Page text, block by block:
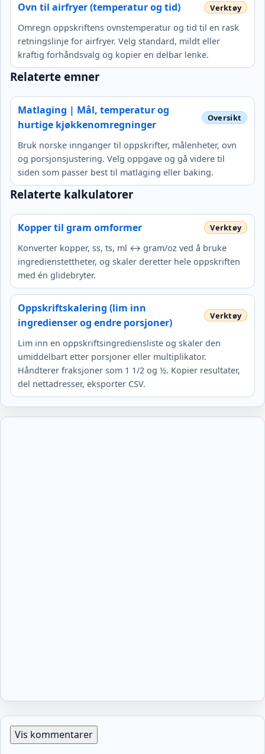
Ovn til airfryer (temperatur og tid)
Omregn oppskriftens ovnstemperatur og tid til en rask
retningslinje for airfryer. Velg standard, mildt eller
kraftig forhåndsvalg og kopier en delbar lenke.
Relaterte emner
Matlaging | Mål, temperatur og
hurtige kjøkkenomregninger
Bruk norske innganger til oppskrifter, målenheter, ovn
og porsjonsjustering. Velg oppgave og gå videre til
siden som passer best til matlaging eller baking.
Relaterte kalkulatorer
Kopper til gram omformer
Konverter kopper, ss, ts, ml ↔ gram/oz ved å bruke
ingredienstettheter, og skaler deretter hele oppskriften
med én glidebryter.
Oppskriftskalering (lim inn
ingredienser og endre porsjoner)
Lim inn en oppskriftsingrediensliste og skaler den
umiddelbart etter porsjoner eller multiplikator.
Håndterer fraksjoner som 1 1/2 og ½. Kopier resultater,
del nettadresser, eksporter CSV.
Vis kommentarer